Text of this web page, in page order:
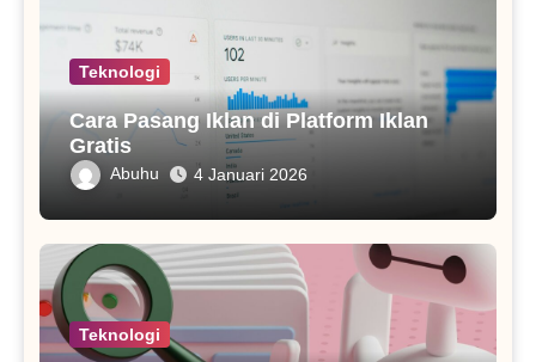
Teknologi
Cara Pasang Iklan di Platform Iklan
Gratis
Abuhu 4 Januari 2026
Teknologi